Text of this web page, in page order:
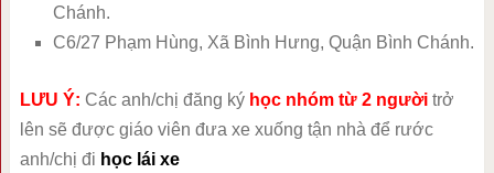
Chánh.
C6/27 Phạm Hùng, Xã Bình Hưng, Quận Bình Chánh.
LƯU Ý: Các anh/chị đăng ký học nhóm từ 2 ngườitrở
lên sẽ được giáo viên đưa xe xuống tận nhà để rước
anh/chị đi học lái xe